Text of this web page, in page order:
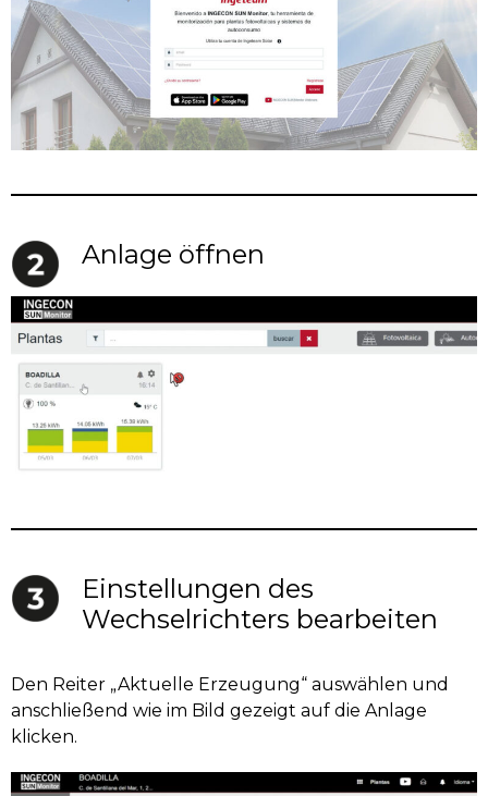
Anlage öffnen
Einstellungen des
Wechselrichters bearbeiten
Den Reiter „Aktuelle Erzeugung“ auswählen und
anschließend wie im Bild gezeigt auf die Anlage
klicken.